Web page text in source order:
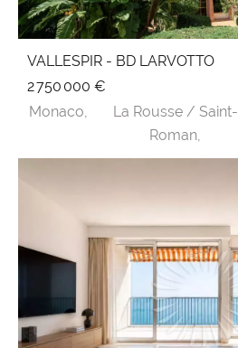
VALLESPIR - BD LARVOTTO
2 750 000 €
Monaco,
La Rousse / Saint-
Roman,